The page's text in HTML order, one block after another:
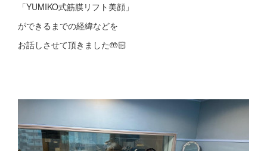
「YUMIKO式筋膜リフト美顔」
ができるまでの経緯などを
お話しさせて頂きました🤲🏻